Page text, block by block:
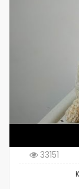
33151